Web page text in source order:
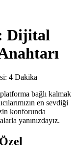
Dijital
4 Dakika
bağlı kalmak
en sevdiği
konforunda
yanınızdayız.